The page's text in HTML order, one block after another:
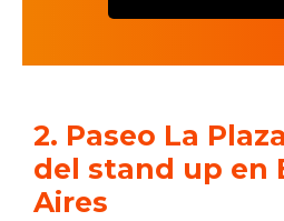
2. Paseo La
del stand up en
Aires